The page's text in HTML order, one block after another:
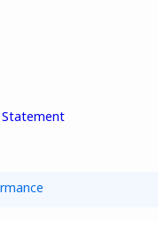
Conditional Order,
เงินผ่านบัญชีธนาคารอัตโนมัติ